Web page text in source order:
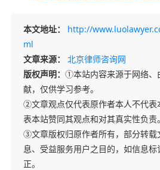
本文地址：
http://
ml
文章来源：
北京律师咨询网
版权声明： ①本站内容来源于网络、
献，仅供学习参考。
②文章观点仅代表原作者本人不代表
表本站赞同其观点和对其真实性负责。
③文章版权归原作者所有，部分转载
息、受益服务用户之目的，如信息
正。